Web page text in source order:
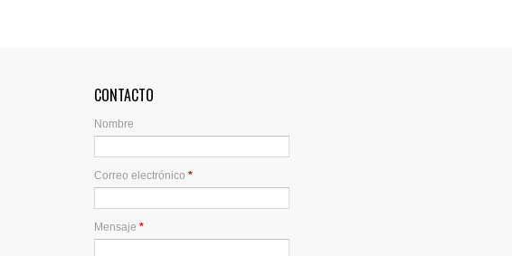
CONTACTO
Nombre
Correo electrónico*
Mensaje*